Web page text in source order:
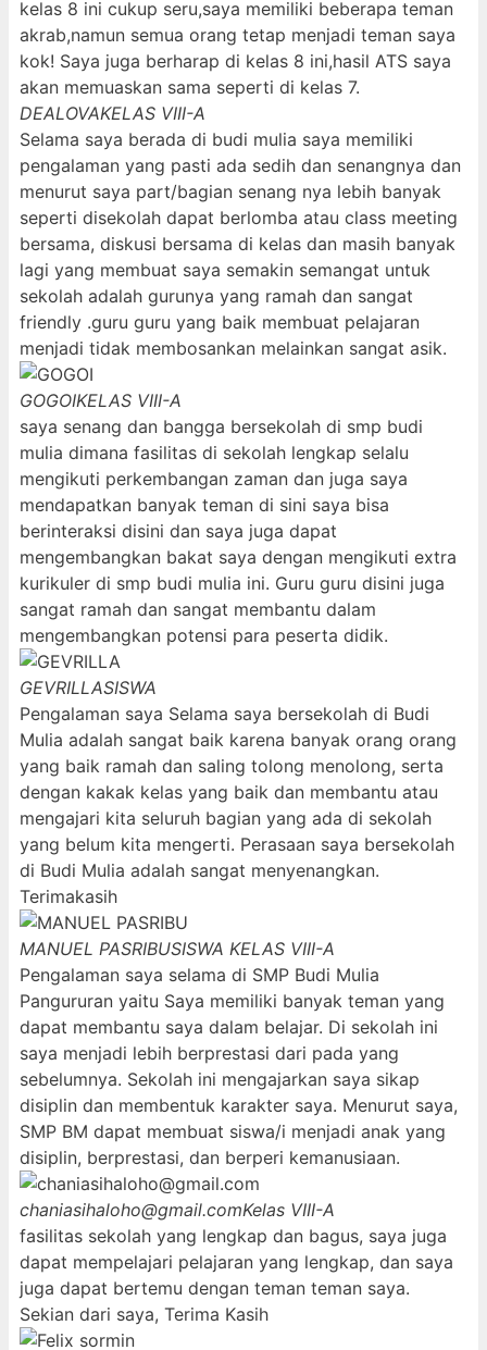
kelas 8 ini cukup seru,saya memiliki beberapa teman
akrab,namun semua orang tetap menjadi teman saya
kok! Saya juga berharap di kelas 8 ini,hasil ATS saya
akan memuaskan sama seperti di kelas 7.
DEALOVAKELAS VIII-A
Selama saya berada di budi mulia saya memiliki
pengalaman yang pasti ada sedih dan senangnya dan
menurut saya part/bagian senang nya lebih banyak
seperti disekolah dapat berlomba atau class meeting
bersama, diskusi bersama di kelas dan masih banyak
lagi yang membuat saya semakin semangat untuk
sekolah adalah gurunya yang ramah dan sangat
friendly .guru guru yang baik membuat pelajaran
menjadi tidak membosankan melainkan sangat asik.
GOGOIKELAS VIII-A
saya senang dan bangga bersekolah di smp budi
mulia dimana fasilitas di sekolah lengkap selalu
mengikuti perkembangan zaman dan juga saya
mendapatkan banyak teman di sini saya bisa
berinteraksi disini dan saya juga dapat
mengembangkan bakat saya dengan mengikuti extra
kurikuler di smp budi mulia ini. Guru guru disini juga
sangat ramah dan sangat membantu dalam
mengembangkan potensi para peserta didik.
GEVRILLASISWA
Pengalaman saya Selama saya bersekolah di Budi
Mulia adalah sangat baik karena banyak orang orang
yang baik ramah dan saling tolong menolong, serta
dengan kakak kelas yang baik dan membantu atau
mengajari kita seluruh bagian yang ada di sekolah
yang belum kita mengerti. Perasaan saya bersekolah
di Budi Mulia adalah sangat menyenangkan.
Terimakasih
MANUEL PASRIBUSISWA KELAS VIII-A
Pengalaman saya selama di SMP Budi Mulia
Pangururan yaitu Saya memiliki banyak teman yang
dapat membantu saya dalam belajar. Di sekolah ini
saya menjadi lebih berprestasi dari pada yang
sebelumnya. Sekolah ini mengajarkan saya sikap
disiplin dan membentuk karakter saya. Menurut saya,
SMP BM dapat membuat siswa/i menjadi anak yang
disiplin, berprestasi, dan berperi kemanusiaan.
chaniasihaloho@gmail.comKelas VIII-A
fasilitas sekolah yang lengkap dan bagus, saya juga
dapat mempelajari pelajaran yang lengkap, dan saya
juga dapat bertemu dengan teman teman saya.
Sekian dari saya, Terima Kasih